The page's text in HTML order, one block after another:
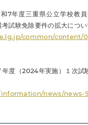
7年度三重県公立学校教
試験免除要件の拡大につい
common/content/
度（2024年実施）１次試
news/news-